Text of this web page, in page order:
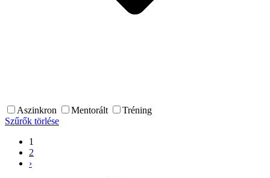
Aszinkron Mentorált
Tréning
Szűrők törlése
1
2
›